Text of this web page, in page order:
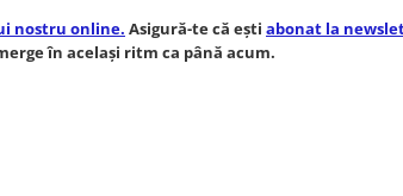
nostru online. Asigură-te că ești abonat la
în același ritm ca până acum.